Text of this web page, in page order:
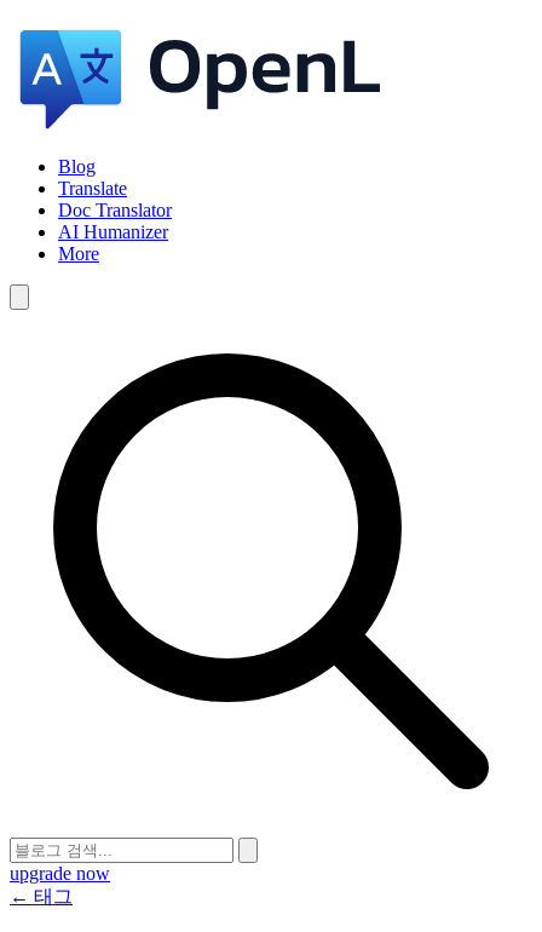
Blog
Translate
Doc Translator
AI Humanizer
More
upgrade now
← 태그